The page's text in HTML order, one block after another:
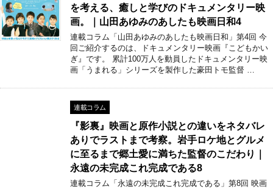
を考える、癒しと学びのドキュメンタリー映
画。｜山田あゆみのあしたも映画日和4
連載コラム「山田あゆみのあしたも映画日和」第4回 今
回ご紹介するのは、ドキュメンタリー映画『こどもかい
ぎ』です。 累計100万人を動員したドキュメンタリー映
画「うまれる」シリーズを製作した豪田トモ監督 …
連載コラム
『影裏』映画と原作小説との違いをネタバレ
ありでラストまで考察。岩手ロケ地とグルメ
に至るまで郷土愛に満ちた監督のこだわり｜
永遠の未完成これ完成である8
連載コラム「永遠の未完成これ完成である」第8回 映画